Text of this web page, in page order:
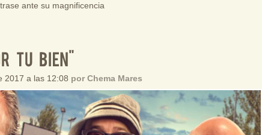
ante su magnificencia
2017 a las 12:08 por Chema Mares